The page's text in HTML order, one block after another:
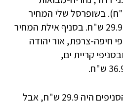
יקר יותר (34.9 ש"ח). בשופרסל שלי המחיר
ברוב הסניפים היה גם כן 29.9 ש"ח. בסניף אילת המחיר
בסניפי חיפה-צרפת, אור יהודה
34.9 ש"ח ובסניפי קריית ים,
ב-AM:PM המחיר ברוב הסניפים היה 29.9 ש"ח, אבל